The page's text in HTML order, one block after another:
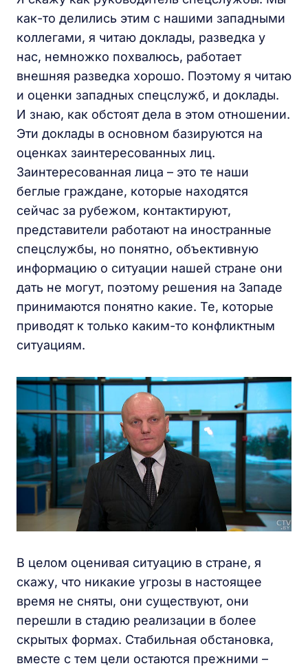
как-то делились этим с нашими западными
коллегами, я читаю доклады, разведка у
нас, немножко похвалюсь, работает
внешняя разведка хорошо. Поэтому я читаю
и оценки западных спецслужб, и доклады.
И знаю, как обстоят дела в этом отношении.
Эти доклады в основном базируются на
оценках заинтересованных лиц.
Заинтересованная лица – это те наши
беглые граждане, которые находятся
сейчас за рубежом, контактируют,
представители работают на иностранные
спецслужбы, но понятно, объективную
информацию о ситуации нашей стране они
дать не могут, поэтому решения на Западе
принимаются понятно какие. Те, которые
приводят к только каким-то конфликтным
ситуациям.
В целом оценивая ситуацию в стране, я
скажу, что никакие угрозы в настоящее
время не сняты, они существуют, они
перешли в стадию реализации в более
скрытых формах. Стабильная обстановка,
вместе с тем цели остаются прежними –